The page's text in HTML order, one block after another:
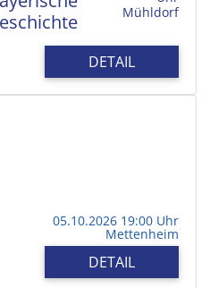
Mühldorf
DETAIL
05.10.2026 19:00 Uhr
Mettenheim
DETAIL